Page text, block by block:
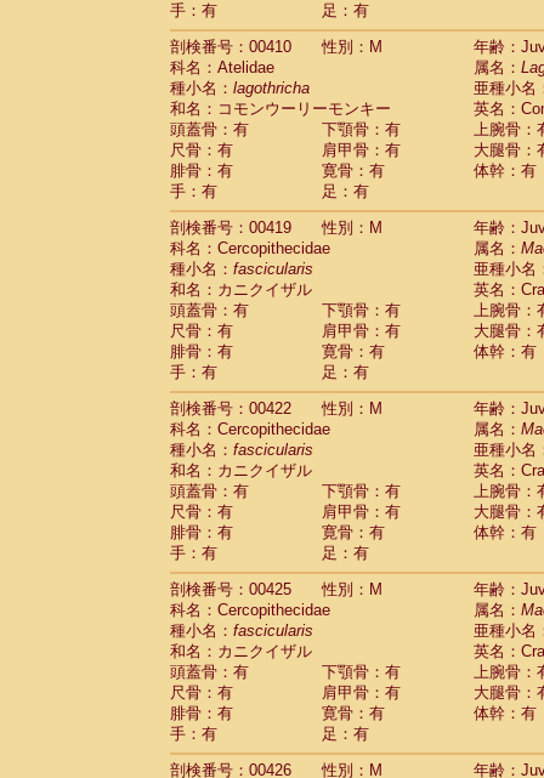
手：有
足：有
剖検番号：00410
性別：M
年齢：
科名：Atelidae
属名：
種小名： lagothricha
亜種小名
和名：コモンウーリーモンキー
英名：
頭蓋骨：有
下顎骨：有
上腕骨：
尺骨：有
肩甲骨：有
大腿骨：
腓骨：有
寛骨：有
体幹：有
手：有
足：有
剖検番号：00419
性別：M
年齢：
科名：Cercopithecidae
属名：
種小名： fascicularis
亜種小名
和名：カニクイザル
英名：
頭蓋骨：有
下顎骨：有
上腕骨：
尺骨：有
肩甲骨：有
大腿骨：
腓骨：有
寛骨：有
体幹：有
手：有
足：有
剖検番号：00422
性別：M
年齢：
科名：Cercopithecidae
属名：
種小名： fascicularis
亜種小名
和名：カニクイザル
英名：
頭蓋骨：有
下顎骨：有
上腕骨：
尺骨：有
肩甲骨：有
大腿骨：
腓骨：有
寛骨：有
体幹：有
手：有
足：有
剖検番号：00425
性別：M
年齢：
科名：Cercopithecidae
属名：
種小名： fascicularis
亜種小名
和名：カニクイザル
英名：
頭蓋骨：有
下顎骨：有
上腕骨：
尺骨：有
肩甲骨：有
大腿骨：
腓骨：有
寛骨：有
体幹：有
手：有
足：有
剖検番号：00426
性別：M
年齢：